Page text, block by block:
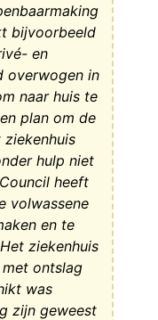
bijvoorbeeld
en
overwogen in
naar huis te
plan om de
hulp niet
heeft
volwassene
en te
ziekenhuis
ontslag
was
zijn geweest